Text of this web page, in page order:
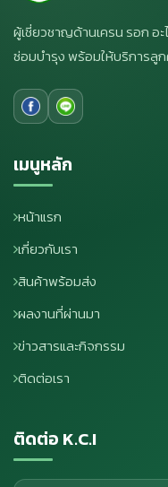
ผู้เชี่ยวชาญด้านเครน รอก อ
ซ่อมบำรุง พร้อมให้บริการลู
เมนูหลัก
หน้าแรก
เกี่ยวกับเรา
สินค้าพร้อมส่ง
ผลงานที่ผ่านมา
ข่าวสารและกิจกรรม
ติดต่อเรา
ติดต่อ K.C.I